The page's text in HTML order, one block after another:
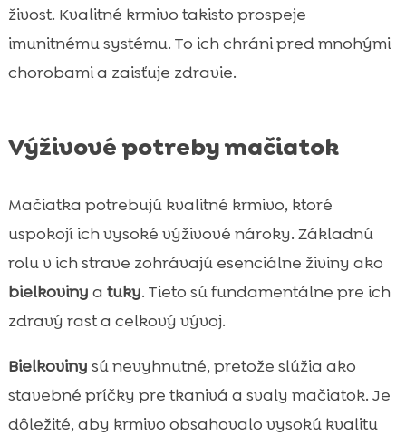
živost. Kvalitné krmivo takisto prospeje
imunitnému systému. To ich chráni pred mnohými
chorobami a zaisťuje zdravie.
Výživové potreby mačiatok
Mačiatka potrebujú kvalitné krmivo, ktoré
uspokojí ich vysoké výživové nároky. Základnú
rolu v ich strave zohrávajú esenciálne živiny ako
bielkoviny a tuky. Tieto sú fundamentálne pre ich
zdravý rast a celkový vývoj.
Bielkoviny sú nevyhnutné, pretože slúžia ako
stavebné príčky pre tkanivá a svaly mačiatok. Je
dôležité, aby krmivo obsahovalo vysokú kvalitu